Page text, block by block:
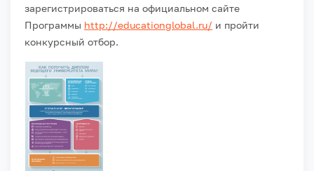
зарегистрироваться на официальном сайте
Программы http://educationglobal.ru/ и пройти
конкурсный отбор.